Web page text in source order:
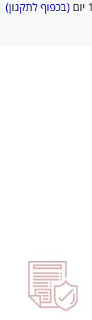
(בכפוף לתקנון)